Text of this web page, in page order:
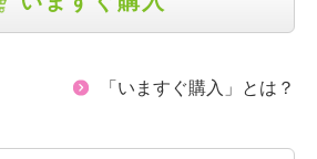
「いますぐ購入」とは？